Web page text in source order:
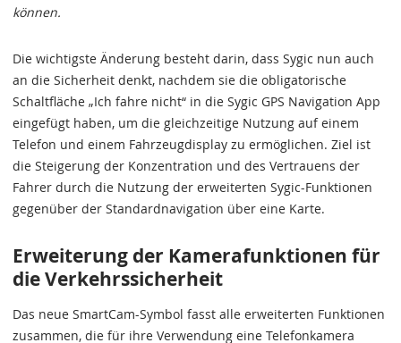
können.
Die wichtigste Änderung besteht darin, dass Sygic nun auch
an die Sicherheit denkt, nachdem sie die obligatorische
Schaltfläche „Ich fahre nicht“ in die Sygic GPS Navigation App
eingefügt haben, um die gleichzeitige Nutzung auf einem
Telefon und einem Fahrzeugdisplay zu ermöglichen. Ziel ist
die Steigerung der Konzentration und des Vertrauens der
Fahrer durch die Nutzung der erweiterten Sygic-Funktionen
gegenüber der Standardnavigation über eine Karte.
Erweiterung der Kamerafunktionen für
die Verkehrssicherheit
Das neue SmartCam-Symbol fasst alle erweiterten Funktionen
zusammen, die für ihre Verwendung eine Telefonkamera